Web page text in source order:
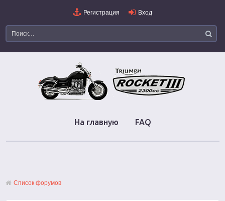
Регистрация Вход
На главную FAQ
Список форумов